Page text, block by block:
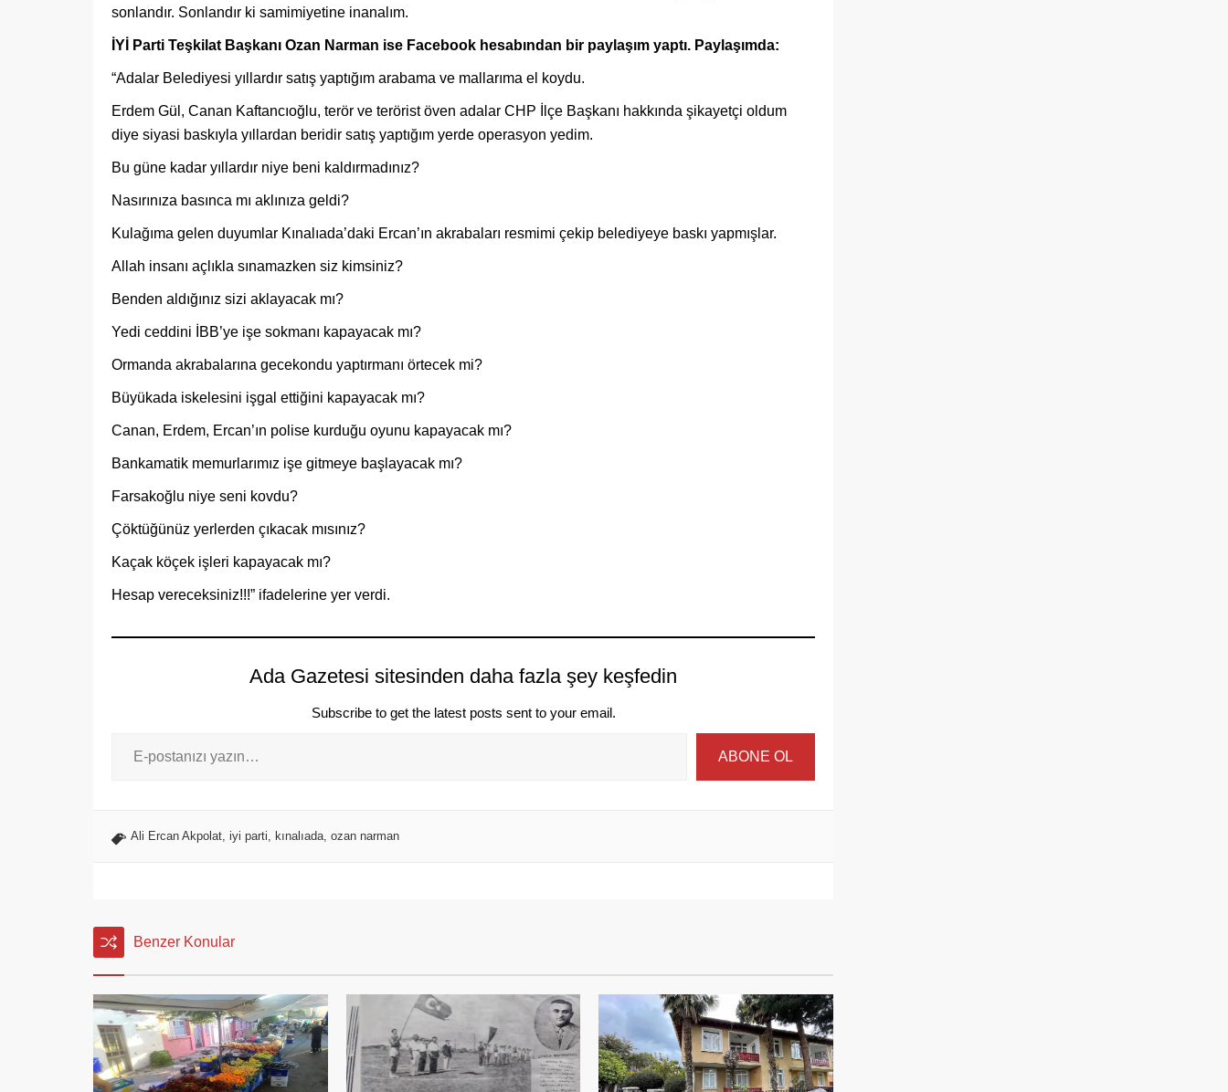
sonlandır. Sonlandır ki samimiyetine inanalım.
İYİ Parti Teşkilat Başkanı Ozan Narman ise Facebook hesabından bir paylaşım yaptı. Paylaşımda:
“Adalar Belediyesi yıllardır satış yaptığım arabama ve mallarıma el koydu.
Erdem Gül, Canan Kaftancıoğlu, terör ve terörist öven adalar CHP İlçe Başkanı hakkında şikayetçi oldum
diye siyasi baskıyla yıllardan beridir satış yaptığım yerde operasyon yedim.
Bu güne kadar yıllardır niye beni kaldırmadınız?
Nasırınıza basınca mı aklınıza geldi?
Kulağıma gelen duyumlar Kınalıada’daki Ercan’ın akrabaları resmimi çekip belediyeye baskı yapmışlar.
Allah insanı açlıkla sınamazken siz kimsiniz?
Benden aldığınız sizi aklayacak mı?
Yedi ceddini İBB’ye işe sokmanı kapayacak mı?
Ormanda akrabalarına gecekondu yaptırmanı örtecek mi?
Büyükada iskelesini işgal ettiğini kapayacak mı?
Canan, Erdem, Ercan’ın polise kurduğu oyunu kapayacak mı?
Bankamatik memurlarımız işe gitmeye başlayacak mı?
Farsakoğlu niye seni kovdu?
Çöktüğünüz yerlerden çıkacak mısınız?
Kaçak köçek işleri kapayacak mı?
Hesap vereceksiniz!!!” ifadelerine yer verdi.
Ada Gazetesi sitesinden daha fazla şey keşfedin
Subscribe to get the latest posts sent to your email.
ABONE OL
Ali Ercan Akpolat, iyi parti, kınalıada, ozan narman
Benzer Konular